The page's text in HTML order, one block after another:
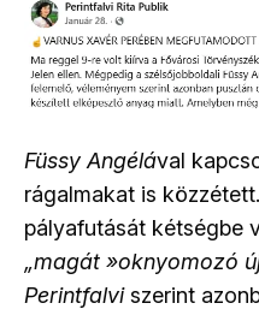
Füssy Angélával
rágalmakat is
pályafutását kétségbe
„magát »oknyomozó
Perintfalviszerint